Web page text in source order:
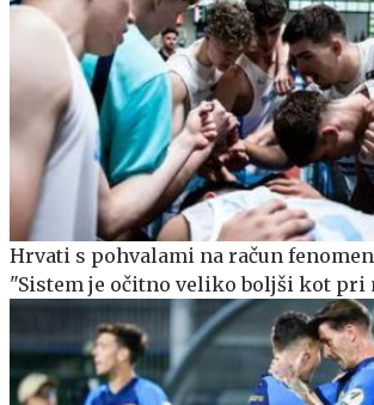
Hrvati s pohvalami na račun
"Sistem je očitno veliko boljši kot pri